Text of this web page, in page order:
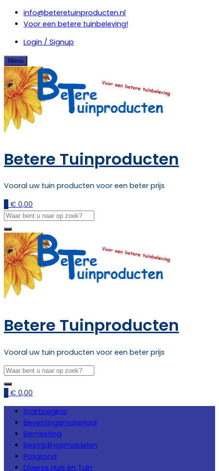
Skip info@beteretuinproducten.nl
Voor een betere tuinbeleving!
Login / Signup
Menu
Betere Tuinproducten
Vooral uw tuin producten voor een beter prijs
0 € 0,00
Betere Tuinproducten
Vooral uw tuin producten voor een beter prijs
0 € 0,00
Startpagina
Bevestingsmateriaal
Bemesting
Bestrijdingsmiddelen
Potgrond
Diverse Huis en Tuin